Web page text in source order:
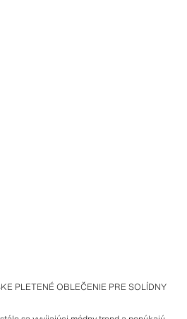
PLETENÉ OBLEČENIE PRE SOLÍDNY